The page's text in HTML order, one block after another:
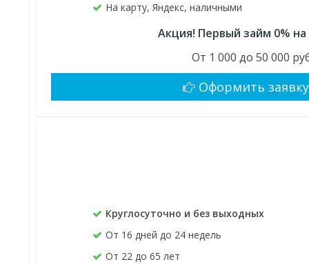
На карту, Яндекс, наличными
Акция! Первый займ 0%
От 1 000 до 50 000
Оформить заявку
Круглосуточно и без выходных
От 16 дней до 24 недель
От 22 до 65 лет